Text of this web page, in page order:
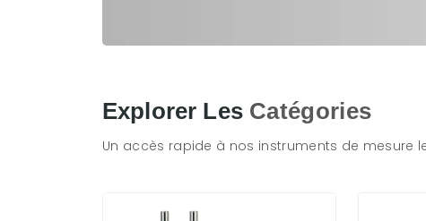
Explorer Les Catégories
Un accès rapide à nos instruments de mesure